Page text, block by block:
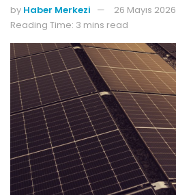
by Haber Merkezi
26 Mayıs 2026
Reading Time: 3 mins read